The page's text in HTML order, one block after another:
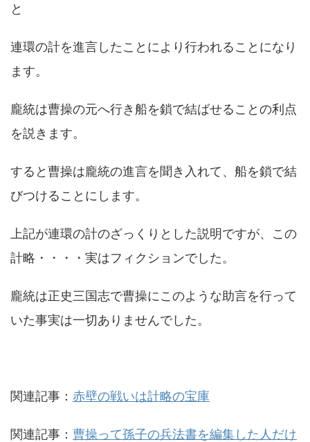
と
連環の計を進言したことにより行われることになり
ます。
龐統は曹操の元へ行き船を鎖で結ばせることの利点
を説きます。
すると曹操は龐統の進言を聞き入れて、船を鎖で結
びつけることにします。
上記が連環の計のざっくりとした説明ですが、この
計略・・・・実はフィクションでした。
龐統は正史三国志で曹操にこのような助言を行って
いた事実は一切ありませんでした。
関連記事： 赤壁の戦いは計略の宝庫
関連記事： 曹操って孫子の兵法書を編集した人だけ